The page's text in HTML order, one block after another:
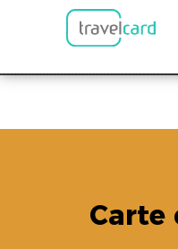
Carte
Travelcard
Travelcard